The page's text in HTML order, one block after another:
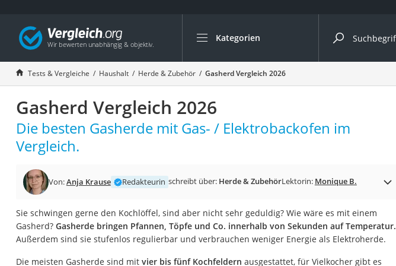
Kategorien
Die beliebtesten Vergleiche nach Kategorie
Haushalt
Wassersprudler
Zentralstaubsauger
Brotbackautomat
Industriestaubsauger
Akku-Staubsauger
Eierkocher
AEG-Waschmaschine
Tests & Vergleiche Haushalt Herde & Zubehör Gasherd Vergleich 2026
Gasherd Vergleich 2026
Die besten Gasherde mit Gas- / Elektrobackofen im
Vergleich.
Von:Anja Krause Redakteurin schreibt über: Herde & ZubehörLektorin: Monique B.
Sie schwingen gerne den Kochlöffel, sind aber nicht sehr geduldig? Wie wäre es mit einem
Gasherd?Gasherde bringen Pfannen, Töpfe und Co. innerhalb von Sekunden auf Temperatur.
Außerdem sind sie stufenlos regulierbar und verbrauchen weniger Energie als Elektroherde.
Die meisten Gasherde sind mitvier bis fünf Kochfeldern ausgestattet, für Vielkocher gibt es